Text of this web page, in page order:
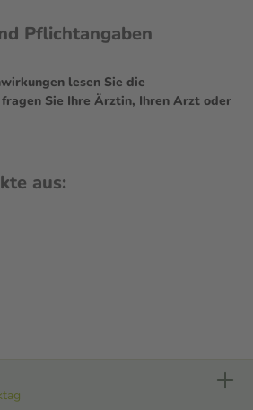
Pflichtangaben
lesen Sie die
Sie Ihre Ärztin, Ihren Arzt oder
aus: